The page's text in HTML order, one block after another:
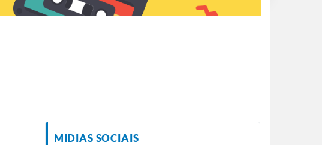
MIDIAS SOCIAIS